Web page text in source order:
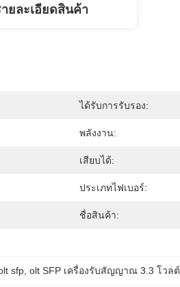
ายละเอียดสินค้า
ได้รับการรับรอง:
พลังงาน:
เสียบได้:
ประเภทไฟเบอร์:
ชื่อสินค้า:
sfp , olt SFP เครื่องรับสัญญาณ 3.3 โวลต์